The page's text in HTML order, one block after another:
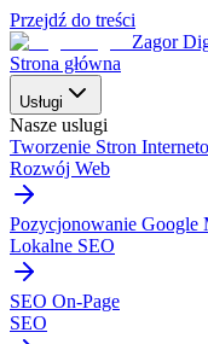
Przejdź do treści
Zagor
Strona główna
Usługi
Nasze uslugi
Tworzenie Stron
Rozwój Web
Pozycjonowanie Google
Lokalne SEO
SEO On-Page
SEO